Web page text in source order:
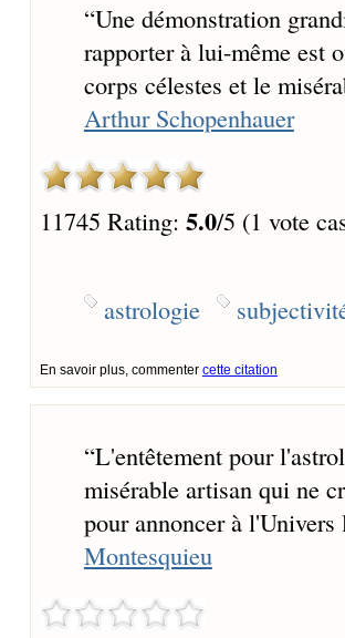
“Une démonstration
rapporter à lui-même est
corps célestes et le
Arthur Schopenhauer
11745 Rating: 5.0/5 (1 vote
astrologie
En savoir plus, commenter cette citation
“L'entêtement pour
misérable artisan qui ne
pour annoncer à
Montesquieu